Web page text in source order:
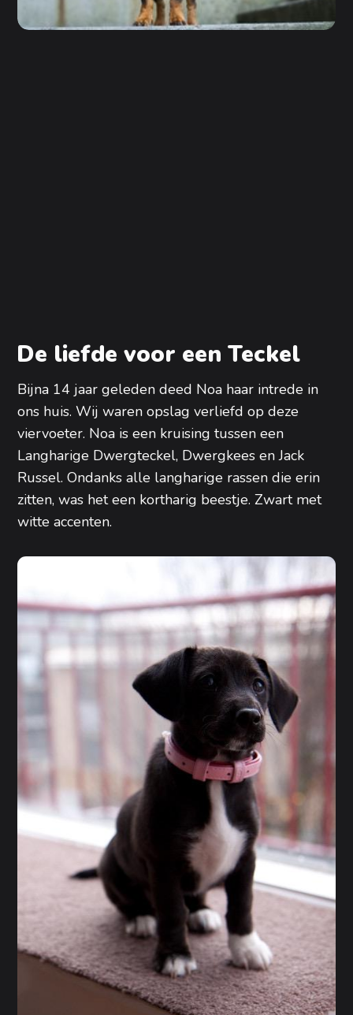
De liefde voor een Teckel
Bijna 14 jaar geleden deed Noa haar intrede in
ons huis. Wij waren opslag verliefd op deze
viervoeter. Noa is een kruising tussen een
Langharige Dwergteckel, Dwergkees en Jack
Russel. Ondanks alle langharige rassen die erin
zitten, was het een kortharig beestje. Zwart met
witte accenten.